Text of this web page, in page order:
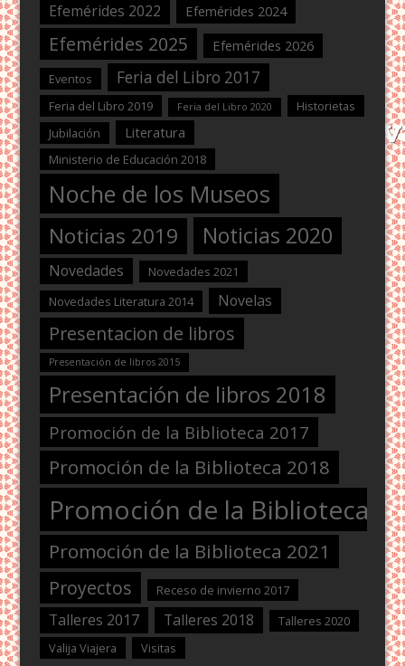
Efemérides 2022 Efemérides 2024
Efemérides 2025 Efemérides 2026
Eventos Feria del Libro 2017
Feria del Libro 2019 Feria del Libro 2020
Historietas
Jubilación
Literatura
Ministerio de Educación 2018
Noche de los Museos
Noticias 2019 Noticias 2020
Novedades
Novedades 2021
Novedades Literatura 2014
Novelas
Presentacion de libros
Presentación de libros 2015
Presentación de libros 2018
Promoción de la Biblioteca 2017
Promoción de la Biblioteca 2018
Promoción de la Biblioteca
Promoción de la Biblioteca 2021
Proyectos Receso de invierno 2017
Talleres 2017 Talleres 2018
Talleres 2020
Valija Viajera
Visitas